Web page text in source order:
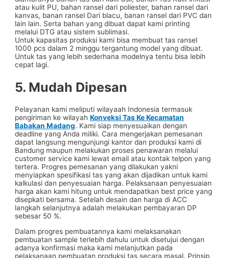
atau kulit PU, bahan ransel dari poliester, bahan ransel dari
kanvas, banan ransel Dari blacu, banan ransel dari PVC dan
lain lain. Serta bahan yang dibuat dapat kami printing
melalui DTG atau sistem sublimasi.
Untuk kapasitas produksi kami bisa membuat tas ransel
1000 pcs dalam 2 minggu tergantung model yang dibuat.
Untuk tas yang lebih sederhana modelnya tentu bisa lebih
cepat lagi.
5. Mudah Dipesan
Pelayanan kami meliputi wilayaah Indonesia termasuk
pengiriman ke wilayahKonveksi Tas Ke Kecamatan
Babakan Madang. Kami siap menyesuaikan dengan
deadline yang Anda miliki. Cara mengerjakan pemesanan
dapat langsung mengunjungi kantor dan produksi kami di
Bandung maupun melakukan proses penawaran melalui
customer service kami lewat email atau kontak telpon yang
tertera. Progres pemesanan yang dilakukan yakni
menyiapkan spesifikasi tas yang akan dijadikan untuk kami
kalkulasi dan penyesuaian harga. Pelaksanaan penyesuaian
harga akan kami hitung untuk mendapatkan best price yang
disepkati bersama. Setelah desain dan harga di ACC
langkah selanjutnya adalah melakukan pembayaran DP
sebesar 50 %.
Dalam progres pembuatannya kami melaksanakan
pembuatan sample terlebih dahulu untuk disetujui dengan
adanya konfirmasi maka kami melanjutkan pada
pelaksanaan pembuatan produksi tas secara masal. Prinsip